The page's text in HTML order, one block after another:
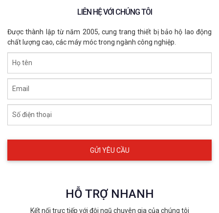
LIÊN HỆ VỚI CHÚNG TÔI
Được thành lập từ năm 2005, cung trang thiết bị bảo hộ lao động
chất lượng cao, các máy móc trong ngành công nghiệp.
Họ tên
Email
Số điện thoại
HỖ TRỢ NHANH
Kết nối trực tiếp với đội ngũ chuyên gia của chúng tôi